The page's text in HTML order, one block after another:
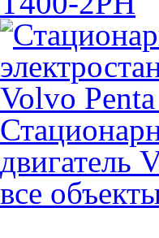
двигатель
все